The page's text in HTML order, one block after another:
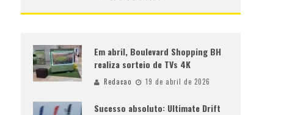
Em abril, Boulevard Shopping BH
realiza sorteio de TVs 4K
Redacao 19 de abril de 2026
Sucesso absoluto: Ultimate Drift